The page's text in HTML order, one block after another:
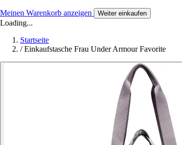
Meinen Warenkorb anzeigen Weiter einkaufen
Loading...
Startseite
/ Einkaufstasche Frau Under Armour Favorite